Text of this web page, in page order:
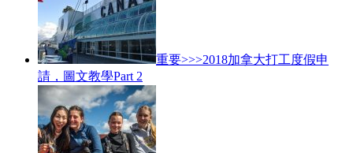
重要>>>2018加拿大打工度假申
請，圖文教學Part 2